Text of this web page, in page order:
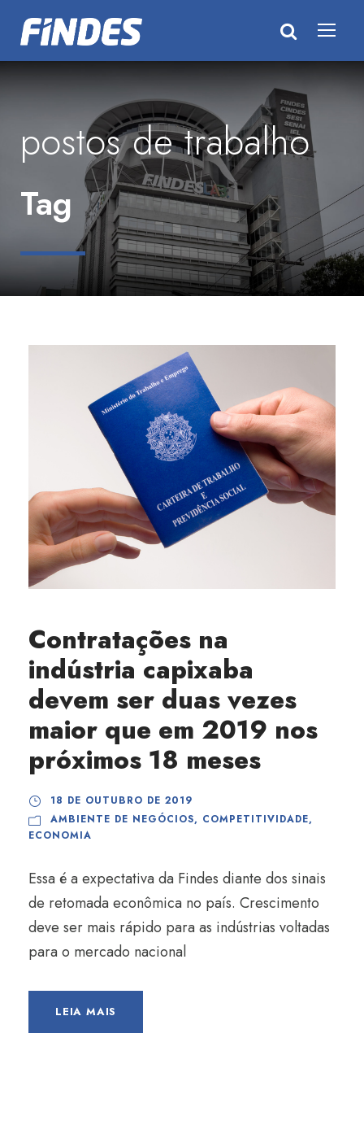
postos de trabalho
Tag
Contratações na
indústria capixaba
devem ser duas vezes
maior que em 2019 nos
próximos 18 meses
18 DE OUTUBRO DE 2019
AMBIENTE DE NEGÓCIOS, COMPETITIVIDADE,
ECONOMIA
Essa é a expectativa da Findes diante dos sinais
de retomada econômica no país. Crescimento
deve ser mais rápido para as indústrias voltadas
para o mercado nacional
LEIA MAIS